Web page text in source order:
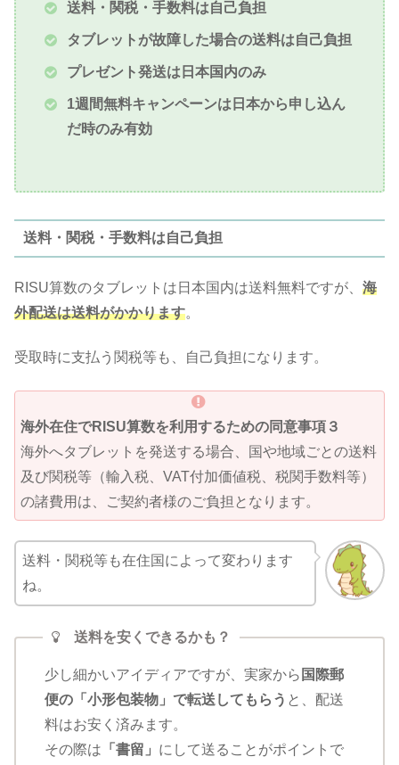
送料・関税・手数料は自己負担
タブレットが故障した場合の送料は自己負担
プレゼント発送は日本国内のみ
1週間無料キャンペーンは日本から申し込ん
だ時のみ有効
送料・関税・手数料は自己負担
RISU算数のタブレットは日本国内は送料無料ですが、 海
外配送は送料がかかります。
受取時に支払う関税等も、自己負担になります。
海外在住でRISU算数を利用するための同意事項３
海外へタブレットを発送する場合、国や地域ごとの送料
及び関税等（輸入税、VAT付加価値税、税関手数料等）
の諸費用は、ご契約者様のご負担となります。
送料・関税等も在住国によって変わります
ね。
送料を安くできるかも？
少し細かいアイディアですが、実家から 国際郵
便の「小形包装物」で転送してもらう と、配送
料はお安く済みます。
その際は 「書留」 にして送ることがポイントで